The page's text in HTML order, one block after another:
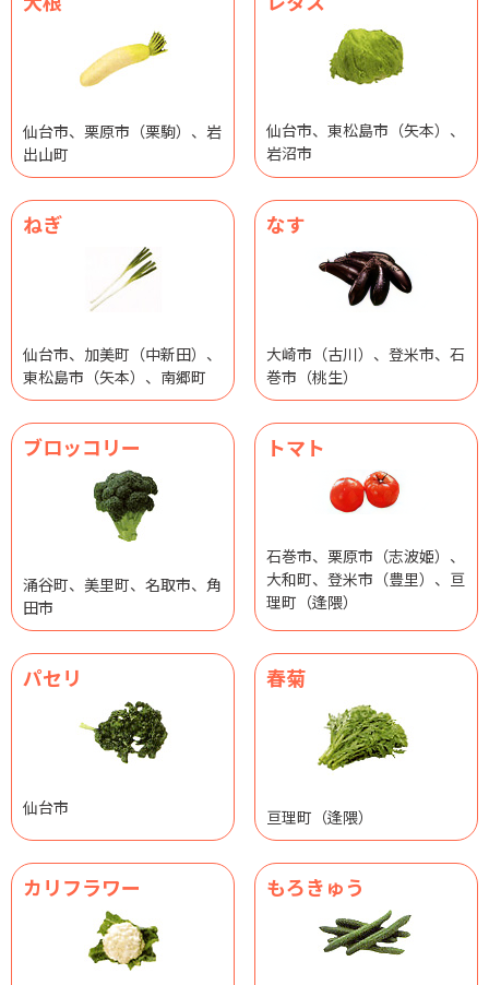
仙台市、栗原市（栗駒）、岩
出山町
仙台市、東松島市（矢本）、
岩沼市
ねぎ
仙台市、加美町（中新田）、
東松島市（矢本）、南郷町
なす
大崎市（古川）、登米市、石
巻市（桃生）
ブロッコリー
涌谷町、美里町、名取市、角
田市
トマト
石巻市、栗原市（志波姫）、
大和町、登米市（豊里）、亘
理町（逢隈）
パセリ
仙台市
春菊
亘理町（逢隈）
カリフラワー もろきゅう